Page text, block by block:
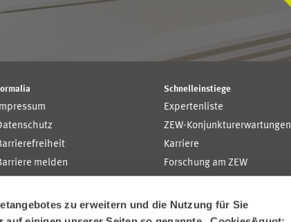
zu erweitern und die Nutzung für Sie
melden
Schnelleinstiege
Expertenliste
ZEW-Konjunkturerwartungen
Karriere
Forschung am ZEW
MannheimTaxation